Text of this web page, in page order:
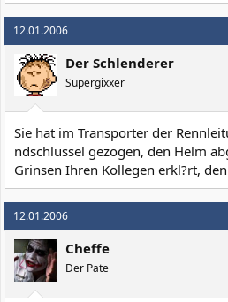
12.01.2006
Der Schlenderer
Supergixxer
Sie hat im Transporter der
ndschlussel gezogen, den Helm
Grinsen Ihren Kollegen erkl?rt,
12.01.2006
Cheffe
Der Pate